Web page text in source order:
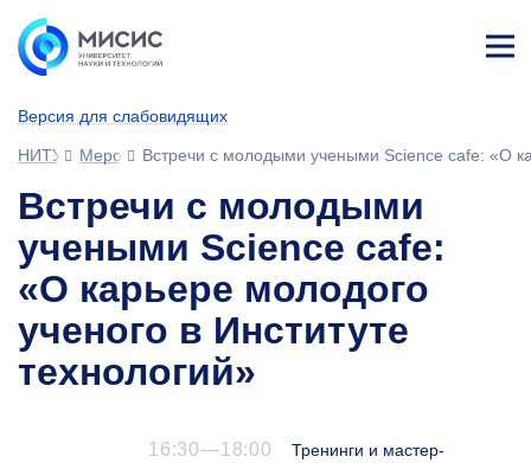
Версия для слабовидящих
ине
НИТУ МИСИСМероприятияВстречи с молодыми учеными Science cafe: «О
Встречи с молодыми
учеными Science cafe:
«О карьере молодого
ученого в Институте
технологий»
16:30—18:00
Тренинги и мастер-